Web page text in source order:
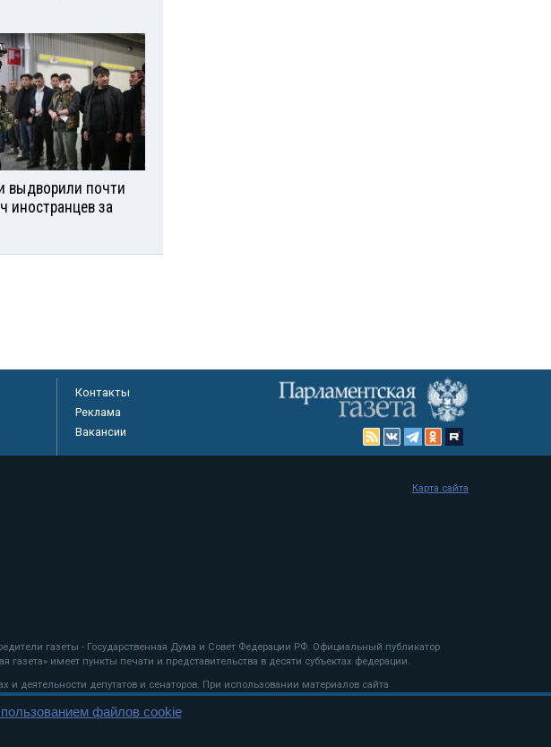
выдворили почти
иностранцев за
Контакты
Реклама
Вакансии
газеты - Государственная Дума и Совет Федерации РФ. Официальный публикатор
имеет пункты печати и представительства в десяти субъектах федерации.
деятельности депутатов и сенаторов. При использовании материалов сайта
Карта сайта
файлов cookie